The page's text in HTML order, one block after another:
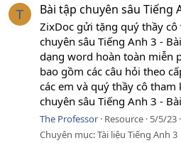
T Bài tập chuyên sâu Tiếng
ZixDoc gửi tặng quý thầy cô
chuyên sâu Tiếng Anh 3 -
dạng word hoàn toàn miễn
bao gồm các câu hỏi theo
các em và quý thầy cô tham
chuyên sâu Tiếng Anh 3 -
The Professor Resource 5/5/23
Chuyên mục:Tài liệu Tiếng Anh 3